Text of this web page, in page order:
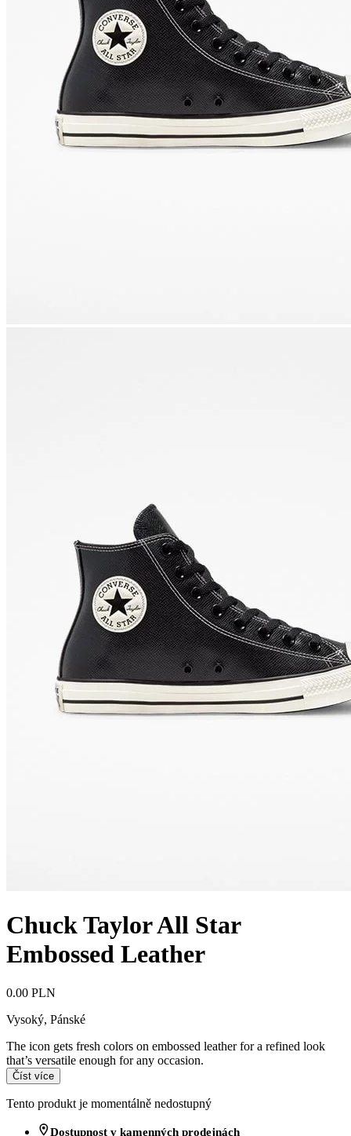
Chuck Taylor All Star
Embossed Leather
0.00 PLN
Vysoký, Pánské
The icon gets fresh colors on embossed leather for a refined look
that’s versatile enough for any occasion.
Číst více
Tento produkt je momentálně nedostupný
Dostupnost v kamenných prodejnách